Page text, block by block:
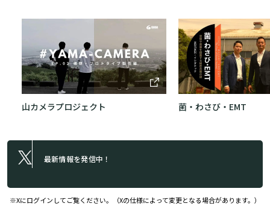
山カメラプロジェクト 菌・わさび・EMT
最新情報を発信中！
※Xにログインしてご覧ください。（Xの仕様によって変更となる場合があります。）